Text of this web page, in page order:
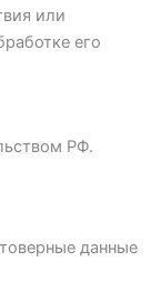
или
его
РФ.
данные